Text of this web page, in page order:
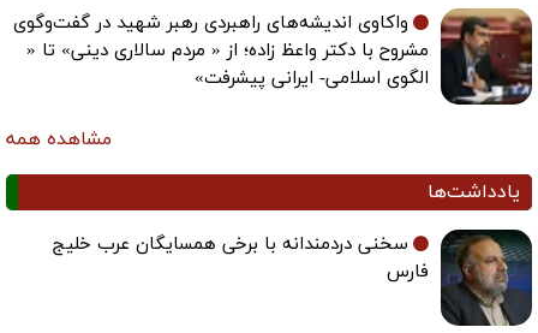
واکاوی اندیشه‌های راهبردی رهبر شهید در گفت‌وگوی
مشروح با دکتر واعظ زاده؛ از « مردم سالاری دینی» تا «
الگوی اسلامی- ایرانی پیشرفت»
مشاهده همه
یادداشت‌ها
سخنی دردمندانه با برخی همسایگان عرب خلیج
فارس